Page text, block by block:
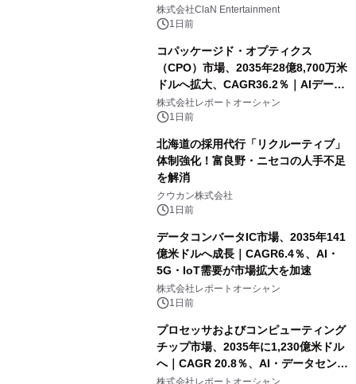
開催決定！！
株式会社ClaN Entertainment
1日前
コパッケージド・オプティクス
（CPO）市場、2035年28億8,700万米
ドルへ拡大、CAGR36.2％｜AIデータ
センター・高速光通信需要が成長を加
速
株式会社レポートオーシャン
1日前
北海道の採用代行「リクルーティブ」
体制強化！富良野・ニセコの人手不足
を解消
クウカン株式会社
1日前
データコンバータIC市場、2035年141
億米ドルへ成長｜CAGR6.4％、AI・
5G・IoT需要が市場拡大を加速
株式会社レポートオーシャン
1日前
プロセッサおよびコンピューティング
チップ市場、2035年に1,230億米ドル
へ｜CAGR 20.8％、AI・データセンタ
ー需要が成長を牽引
株式会社レポートオーシャン